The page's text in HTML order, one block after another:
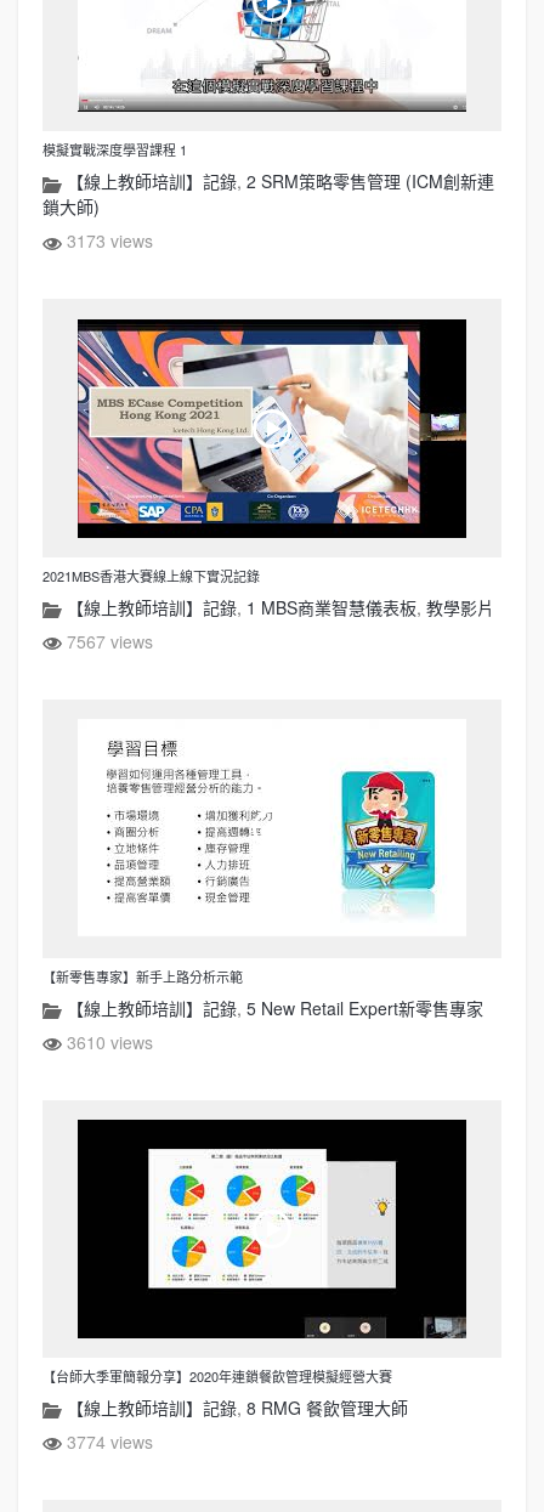
模擬實戰深度學習課程 1
【線上教師培訓】記錄, 2 SRM策略零售管理 (ICM創新連
鎖大師)
3173 views
2021MBS香港大賽線上線下實況記錄
【線上教師培訓】記錄, 1 MBS商業智慧儀表板, 教學影片
7567 views
【新零售專家】新手上路分析示範
【線上教師培訓】記錄, 5 New Retail Expert新零售專家
3610 views
【台師大季軍簡報分享】2020年連鎖餐飲管理模擬經營大賽
【線上教師培訓】記錄, 8 RMG 餐飲管理大師
3774 views